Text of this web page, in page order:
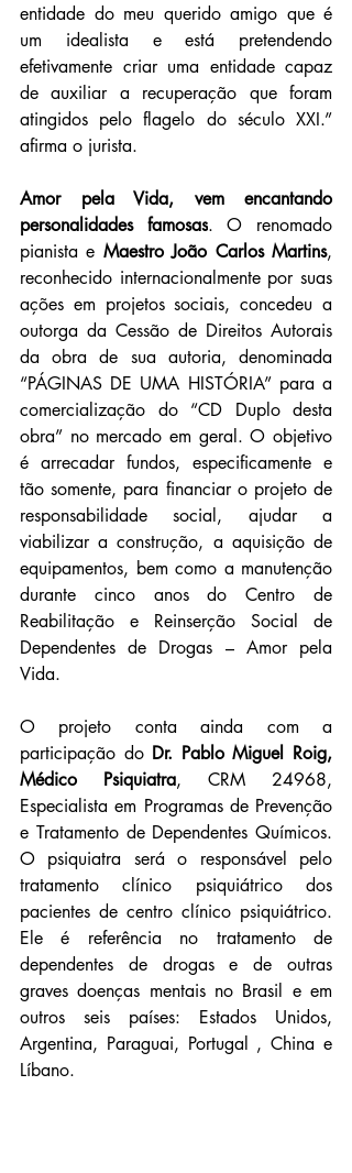
entidade do meu querido amigo que é
um idealista e está pretendendo
efetivamente criar uma entidade capaz
de auxiliar a recuperação que foram
atingidos pelo flagelo do século XXI.”
afirma o jurista.
Amor pela Vida, vem encantando
personalidades famosas. O renomado
pianista e Maestro João Carlos Martins,
reconhecido internacionalmente por suas
ações em projetos sociais, concedeu a
outorga da Cessão de Direitos Autorais
da obra de sua autoria, denominada
“PÁGINAS DE UMA HISTÓRIA” para a
comercialização do “CD Duplo desta
obra” no mercado em geral. O objetivo
é arrecadar fundos, especificamente e
tão somente, para financiar o projeto de
responsabilidade social, ajudar a
viabilizar a construção, a aquisição de
equipamentos, bem como a manutenção
durante cinco anos do Centro de
Reabilitação e Reinserção Social de
Dependentes de Drogas – Amor pela
Vida.
O projeto conta ainda com a
participação do Dr. Pablo Miguel Roig,
Médico Psiquiatra, CRM 24968,
Especialista em Programas de Prevenção
e Tratamento de Dependentes Químicos.
O psiquiatra será o responsável pelo
tratamento clínico psiquiátrico dos
pacientes de centro clínico psiquiátrico.
Ele é referência no tratamento de
dependentes de drogas e de outras
graves doenças mentais no Brasil e em
outros seis países: Estados Unidos,
Argentina, Paraguai, Portugal , China e
Líbano.